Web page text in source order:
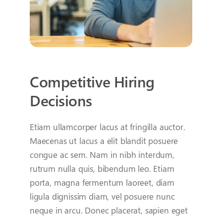
Competitive Hiring
Decisions
Etiam ullamcorper lacus at fringilla auctor.
Maecenas ut lacus a elit blandit posuere
congue ac sem. Nam in nibh interdum,
rutrum nulla quis, bibendum leo. Etiam
porta, magna fermentum laoreet, diam
ligula dignissim diam, vel posuere nunc
neque in arcu. Donec placerat, sapien eget